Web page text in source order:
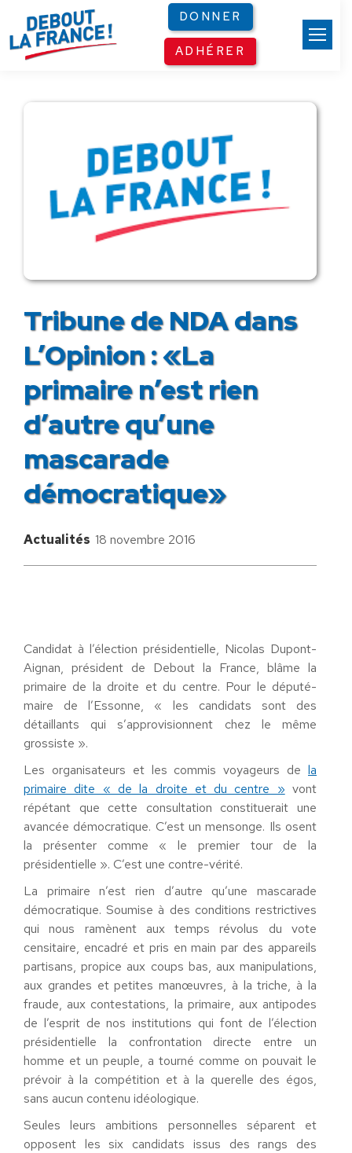
DONNER
ADHÉRER
Tribune de NDA dans
L’Opinion : «​La
primaire n’est rien
d’autre qu’une
mascarade
démocratique»
Actualités 18 novembre 2016
Candidat à l’élection présidentielle, Nicolas Dupont-
Aignan, président de Debout la France, blâme la
primaire de la droite et du centre. Pour le député-
maire de l’Essonne, « les candidats sont des
détaillants qui s’approvisionnent chez le même
grossiste ».
Les organisateurs et les commis voyageurs de la
primaire dite « de la droite et du centre » vont
répétant que cette consultation constituerait une
avancée démocratique. C’est un mensonge. Ils osent
la présenter comme « le premier tour de la
présidentielle ». C’est une contre-vérité.
La primaire n’est rien d’autre qu’une mascarade
démocratique. Soumise à des conditions restrictives
qui nous ramènent aux temps révolus du vote
censitaire, encadré et pris en main par des appareils
partisans, propice aux coups bas, aux manipulations,
aux grandes et petites manœuvres, à la triche, à la
fraude, aux contestations, la primaire, aux antipodes
de l’esprit de nos institutions qui font de l’élection
présidentielle la confrontation directe entre un
homme et un peuple, a tourné comme on pouvait le
prévoir à la compétition et à la querelle des égos,
sans aucun contenu idéologique.
Seules leurs ambitions personnelles séparent et
opposent les six candidats issus des rangs des
Panneau de gestion des cookies